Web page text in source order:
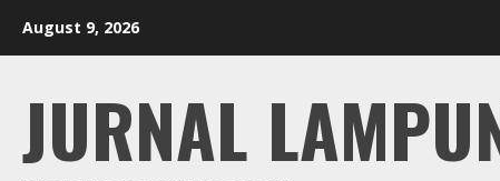
August 9, 2026
JURNAL